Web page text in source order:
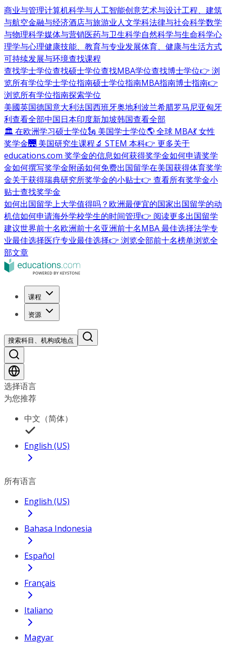
商业与管理计算机科学与人工智能创意艺术与设计工程、建筑
与航空金融与经济酒店与旅游业人文学科法律与社会科学数学
与物理科学媒体与营销医药与卫生科学自然科学与生命科学心
理学与心理健康技能、教育与专业发展体育、健康与生活方式
可持续发展与环境查找课程
查找学士学位查找硕士学位查找MBA学位查找博士学位👉 浏
览所有学位学士学位指南硕士学位指南MBA指南博士指南👉
浏览所有学位指南探索学位
美國英国德国意大利法国西班牙奥地利波兰希腊罗马尼亚匈牙
利查看全部中国日本印度新加坡韩国查看全部
🏛 在欧洲学习硕士学位🗽 美国学士学位🌎 全球 MBA💃 女性
奖学金🌉 美国研究生课程🔬 STEM 本科👉 更多关于
educations.com 奖学金的信息如何获得奖学金如何申请奖学
金如何撰写奖学金附函如何免费出国留学在美国获得体育奖学
金关于获得瑞典研究所奖学金的小贴士👉 查看所有奖学金小
贴士查找奖学金
如何出国留学上大学值得吗？ 欧洲最便宜的国家出国留学的动
机信如何申请海外学校学生的时间管理👉 阅读更多出国留学
建议世界前十名欧洲前十名亚洲前十名MBA 最佳选择法学专
业最佳选择医疗专业最佳选择👉 浏览全部前十名榜单浏览全
部文章
课程
资源
搜索科目、机构或地点
选择语言
为您推荐
中文（简体）
English (US)
所有语言
English (US)
Bahasa Indonesia
Español
Français
Italiano
Magyar